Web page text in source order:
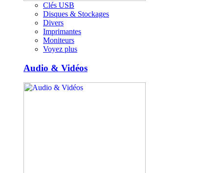
Clés USB
Disques & Stockages
Divers
Imprimantes
Moniteurs
Voyez plus
Audio & Vidéos